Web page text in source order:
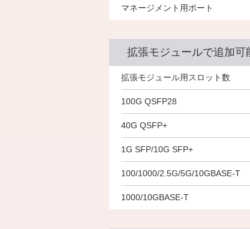
マネージメント用ポート
－
拡張モジュールで追加
拡張モジュール用スロット数
100G QSFP28
40G QSFP+
1G SFP/10G SFP+
100/1000/2.5G/5G/10GBASE-T
1000/10GBASE-T
－
－
－
－
－
－
－
－